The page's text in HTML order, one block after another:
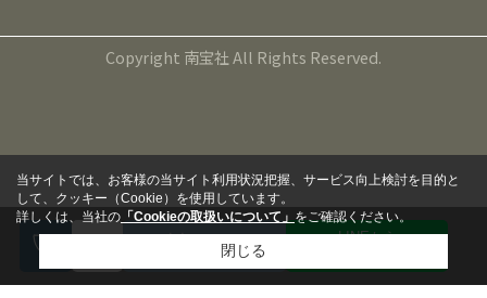
Copyright 南宝社 All Rights Reserved.
来店予約
LINEから
当サイトでは、お客様の当サイト利用状況把握、サービス向上検討を目的と
して、クッキー（Cookie）を使用しています。
詳しくは、当社の 「Cookieの取扱いについて」をご確認ください。
閉じる